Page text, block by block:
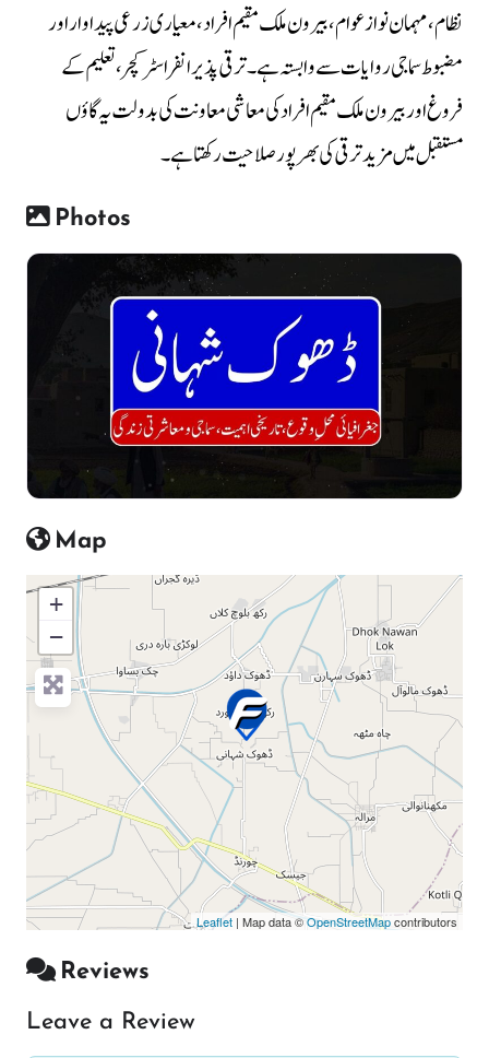
نظام، مہمان نواز عوام، بیرون ملک مقیم افراد، معیاری زرعی پیداوار اور
مضبوط سماجی روایات سے وابستہ ہے۔ ترقی پذیر انفراسٹرکچر، تعلیم کے
فروغ اور بیرون ملک مقیم افراد کی معاشی معاونت کی بدولت یہ گاؤں
مستقبل میں مزید ترقی کی بھرپور صلاحیت رکھتا ہے۔
Photos
Map
+
−
Press Enter key to search
Leaflet | Map data ©OpenStreetMapcontributors
Reviews
Leave a Review